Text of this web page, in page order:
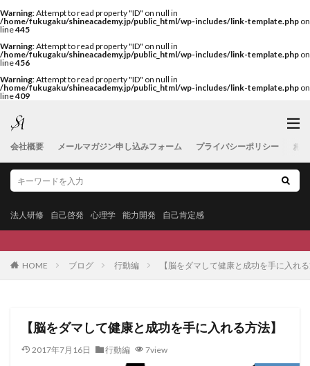
Warning: Attempt to read property "ID" on null in
/home/fukugaku/shineacademy.jp/public_html/wp-includes/link-template.php on
line445
Warning: Attempt to read property "ID" on null in
/home/fukugaku/shineacademy.jp/public_html/wp-includes/link-template.php on
line456
Warning: Attempt to read property "ID" on null in
/home/fukugaku/shineacademy.jp/public_html/wp-includes/link-template.php on
line409
会社概要 メールマガジン申し込みフォーム プライバシーポリシー お
法人研修 自己啓発 心理学 能力開発 自己肯定感
HOME ブログ 行動編 【脳をダマして健康と成功を手に入れ
【脳をダマして健康と成功を手に入れる方法】
2017年7月16日 行動編 7view